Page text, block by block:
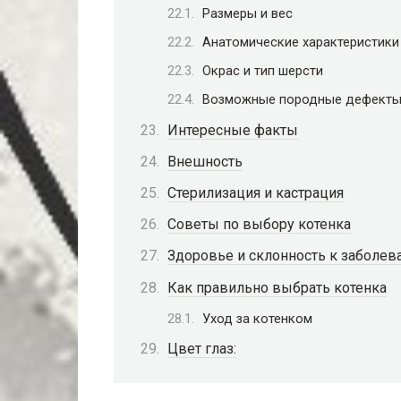
Размеры и вес
Анатомические характеристики
Окрас и тип шерсти
Возможные породные дефекты
Интересные факты
Внешность
Стерилизация и кастрация
Советы по выбору котенка
Здоровье и склонность к
Как правильно выбрать котенка
Уход за котенком
Цвет глаз: